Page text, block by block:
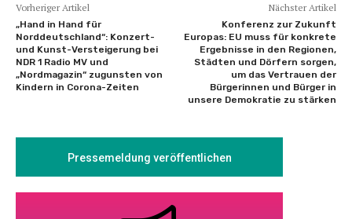
Vorheriger Artikel
„Hand in Hand für
Norddeutschland“: Konzert-
und Kunst-Versteigerung bei
NDR 1 Radio MV und
„Nordmagazin“ zugunsten von
Kindern in Corona-Zeiten
Nächster Artikel
Konferenz zur Zukunft
Europas: EU muss für konkrete
Ergebnisse in den Regionen,
Städten und Dörfern sorgen,
um das Vertrauen der
Bürgerinnen und Bürger in
unsere Demokratie zu stärken
Pressemeldung veröffentlichen